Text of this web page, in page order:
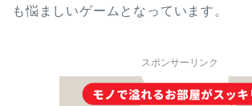
も悩ましいゲームとなっています。
スポンサーリンク